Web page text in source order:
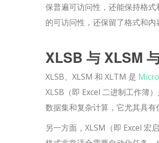
保普遍可访问性，还能保持格式
的可访问性，还保留了格式和内
XLSB 与 XLSM
XLSB、XLSM 和 XLTM 是
XLSB（即 Excel 二进制工作簿
数据集和复杂计算，它尤其具有
另一方面，XLSM（即 Excel